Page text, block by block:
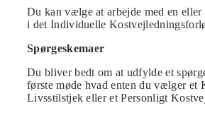
Du kan vælge at arbejde med en
i det Individuelle
Spørgeskemaer
Du bliver bedt om at udfylde et
første møde hvad enten du vælger et
Livsstilstjek eller et Personligt